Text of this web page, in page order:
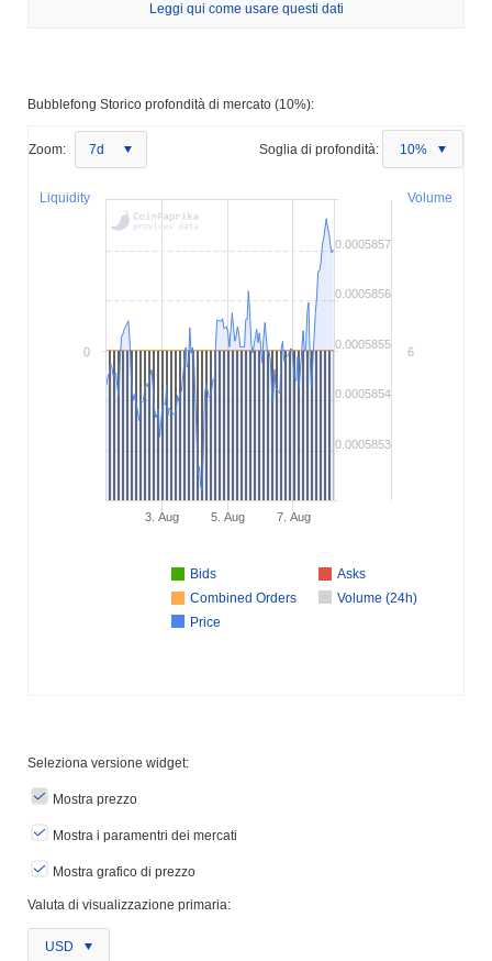
Leggi qui come usare questi dati
Bubblefong Storico profondità di mercato (10%):
Zoom: 7d Soglia di profondità: 10%
Volume
Liquidity
Bids
Asks
Combined Orders
Volume (24h)
Price
3. Aug 5. Aug 7. Aug
0.0005853
0.0005854
0.0005855
0.0005856
0.0005857
6
0
Seleziona versione widget:
Mostra prezzo
Mostra i paramentri dei mercati
Mostra grafico di prezzo
Valuta di visualizzazione primaria:
USD